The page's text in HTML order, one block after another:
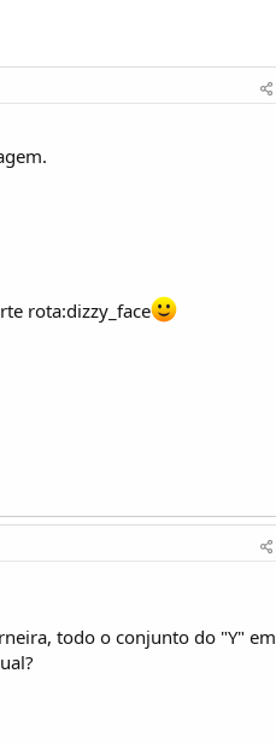
rota:dizzy_face
todo o conjunto do "Y" em